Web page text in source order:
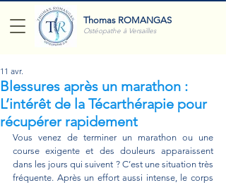
Thomas ROMANGAS
Ostéopathe à Versailles
Blessures après un marathon :
L’intérêt de la Técarthérapie pour
récupérer rapidement
11 avr.
Vous venez de terminer un marathon ou une
course exigente et des douleurs apparaissent
dans les jours qui suivent ? C’est une situation très
fréquente. Après un effort aussi intense, le corps